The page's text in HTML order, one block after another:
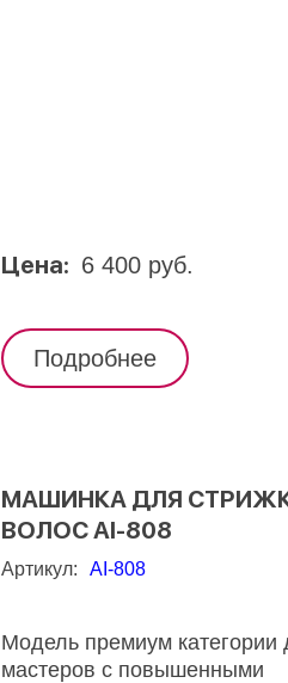
Цена: 6 400 руб.
Подробнее
МАШИНКА ДЛЯ
ВОЛОС AI-808
Артикул: AI-808
Модель премиум категории
мастеров с повышенными